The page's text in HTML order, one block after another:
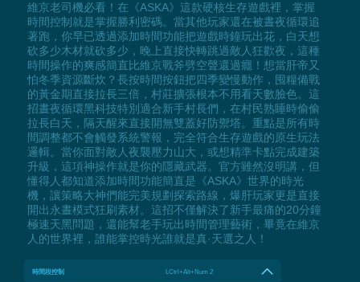
維京老司機必看！在《ASKA》這款硬核生存遊戲裡，掌握
時間控制就是掌握勝利密碼。當其他玩家還在被晝夜循環追
著跑，你早已透過添加時間功能把遊戲時鐘玩出花，白天想
砍多少木材就砍多少，晚上直接快轉跳過敵人狂歡夜，這種
時間操作的爽感簡直比維京戰斧劈空聲還過癮！想當肝帝又
怕冬季資源斷炊？長按時間按鈕把四季變慢動作，囤糧備戰
的黃金期直接拉長三倍，村莊擴張根本不用看天數臉色。這
招晝夜循環黑科技特別適合新手村長們，在村民熟睡時偷偷
拉長白天，隔天醒來直接開無雙蓋好防禦塔。重點是所有時
間調整都不會觸發系統警報，完全符合生存遊戲的原生玩法
邏輯。當你面對敵人夜襲壓力山大，或想精準卡點完成建築
升級，這項神操作就是你的隱藏武器。官方雖然沒明講，但
懂得人都知道添加時間功能簡直是《ASKA》世界的時光
機，讓策略大神們能完美規劃探索路線，爆肝玩家更是直接
開出永晝模式狂刷素材。這招不僅解決了新手最痛的20分鐘
極速天黑問題，還能幫老手玩出時間管理藝術，畢竟在維京
人的世界裡，誰能掌控時光誰就是真·天選之人！
時間段控制 LCtrl+Alt+Num 2